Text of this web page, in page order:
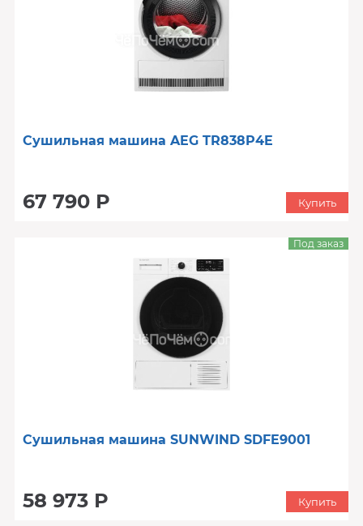
Сушильная машина AEG TR838P4E
67 790 Р Купить
Сушильная машина SUNWIND SDFE9001
58 973 Р
Под заказ
Купить